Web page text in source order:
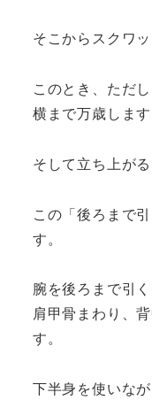
そこからスクワ
このとき、ただ
横まで万歳します
そして立ち上が
この「後ろまで
す。
腕を後ろまで引
肩甲骨まわり、
す。
下半身を使いな